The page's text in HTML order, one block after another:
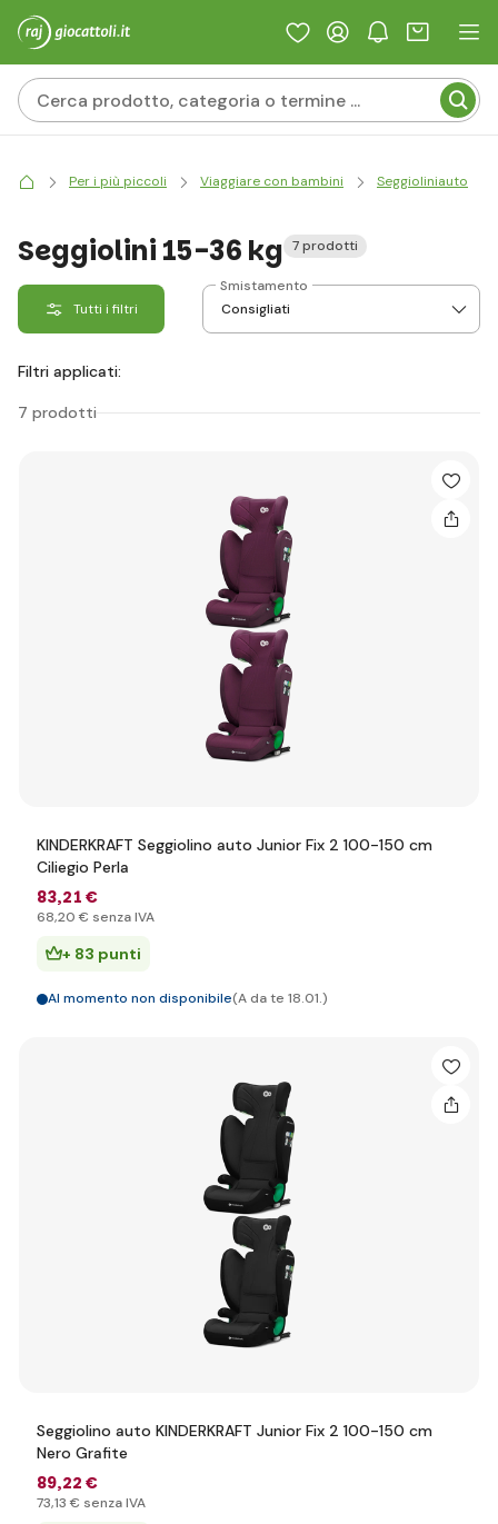
Per i più piccoli Viaggiare con bambini Seggioliniauto
Seggiolini 15-36 kg 7 prodotti
Tutti i filtri
Smistamento
Filtri applicati:
7 prodotti
KINDERKRAFT Seggiolino auto Junior Fix 2 100-150 cm
Ciliegio Perla
83,21 €
68,20 € senza IVA
+ 83 punti
Al momento non disponibile(A da te 18.01.)
Seggiolino auto KINDERKRAFT Junior Fix 2 100-150 cm
Nero Grafite
89,22 €
73,13 € senza IVA